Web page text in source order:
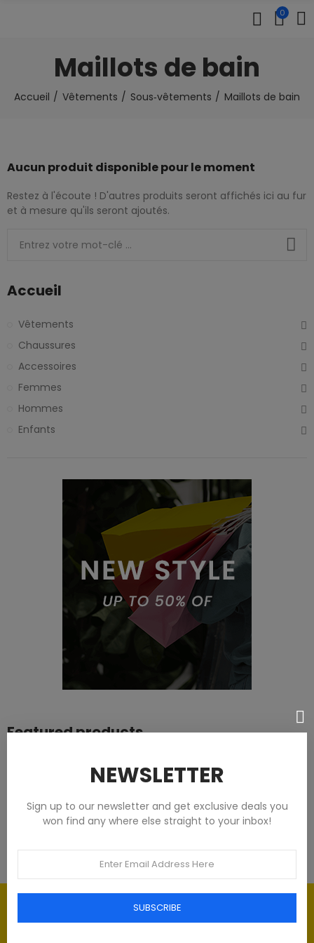
0
Maillots de bain
Accueil Vêtements Sous‑vêtements Maillots de bain
Aucun produit disponible pour le moment
Restez à l'écoute ! D'autres produits seront affichés ici au fur
et à mesure qu'ils seront ajoutés.
Accueil
Vêtements
Chaussures
Accessoires
Femmes
Hommes
Enfants
Featured products
Tommy Hilfiger Chemises - Homme -
Blanches
93,00 €
Élégance intemporelle : l'art du
Luxe
NEWSLETTER
Sign up to our newsletter and get exclusive deals you
won find any where else straight to your inbox!
SUBSCRIBE